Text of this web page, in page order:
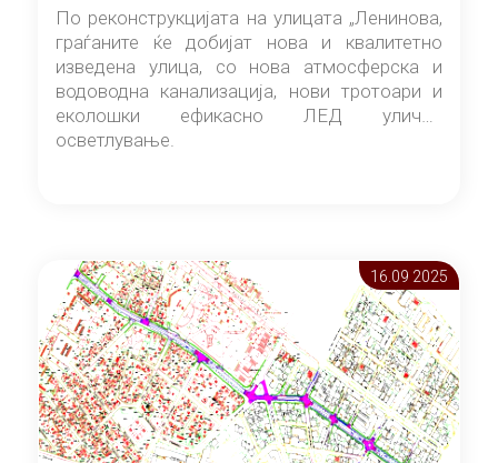
По реконструкцијата на улицата „Ленинова,
граѓаните ќе добијат нова и квалитетно
изведена улица, со нова атмосферска и
водоводна канализација, нови тротоари и
еколошки ефикасно ЛЕД улично
осветлување.
16.09 2025